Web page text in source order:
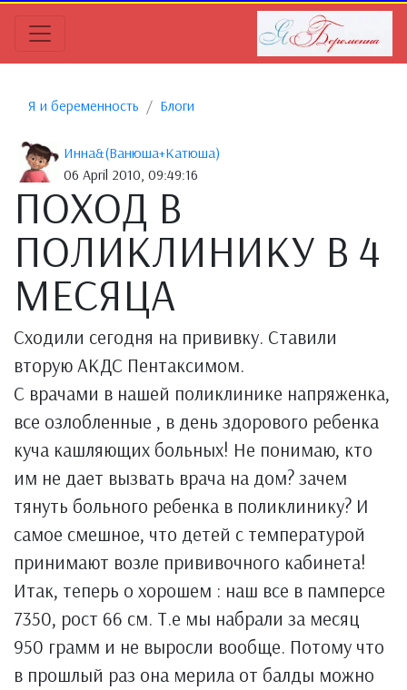
Я и беременность Блоги
Инна&(Ванюша+Катюша)
06 April 2010, 09:49:16
ПОХОД В
ПОЛИКЛИНИКУ В 4
МЕСЯЦА
Сходили сегодня на прививку. Ставили
вторую АКДС Пентаксимом.
С врачами в нашей поликлинике напряженка,
все озлобленные , в день здорового ребенка
куча кашляющих больных! Не понимаю, кто
им не дает вызвать врача на дом? зачем
тянуть больного ребенка в поликлинику? И
самое смешное, что детей с температурой
принимают возле прививочного кабинета!
Итак, теперь о хорошем : наш все в памперсе
7350, рост 66 см. Т.е мы набрали за месяц
950 грамм и не выросли вообще. Потому что
в прошлый раз она мерила от балды можно